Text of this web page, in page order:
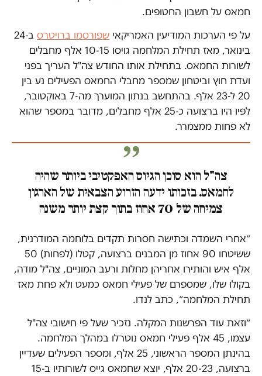
חמאס על חשבון החטופים.
על פי הערכות המודיעין האמריקאי שפורסמו ברויטרס
ב-24
בינואר, מאז תחילת המלחמה גויסו 10-15 אלף מחבלים
לשורות החמאס. בתחילת אותו החודש צה"ל העריך בפני
ועדת חוץ וביטחון שמספר מחבלי החמאס הפעילים נע בין
20 ל-23 אלף. בהתחשב בנתון המוערך מה-7 באוקטובר,
לפיו היו ברצועה כ-25 אלף מחבלים, מדובר במספר שהוא
לא פחות ממצמרר.
צה"ל הוא סוכן הגיוס האפקטיבי ביותר שהיה
לחמאס. בזכותו ידעה הזרוע הצבאית של הארגון
צמיחה של 70 אחוז בתוך קצת יותר משנה
״אחרי השמדה וכתישה חסרות תקדים בלוחמה המודרנית,
ששיטחו 90 אחוז מן המבנים ברצועה, קטלו (לפחות) 50
אלף איש והותירו אחריהן מחלות ורעב המוניים, צה"ל מודה,
בקולו שלו, שמספרם של פעילי חמאס כמעט ולא פחת מאז
תחילת המלחמה״, כתב לנדו.
״וזאת עוד הפרשנות המקלה. נזכיר שעל פי חישובי צה"ל
עצמו, 45 אלף פעילי חמאס נוטרלו במהלך המלחמה.
בהינתן המספר הראשוני, 25 אלף, ומספר הפעילים שעדיין
ברצועה, 20-23 אלף, יוצא שחמאס גייס לשורותיו ב-15